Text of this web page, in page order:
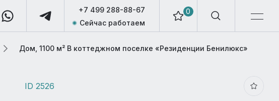
0
+7 499 288-88-67
Сейчас работаем
Дом, 1100 м² В коттеджном поселке «Резиденции Бенилюкс»
ID 2526